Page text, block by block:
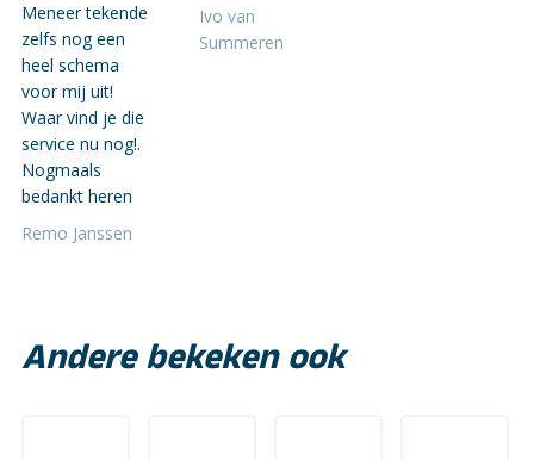
Meneer tekende
zelfs nog een
heel schema
voor mij uit!
Waar vind je die
service nu nog!.
Nogmaals
bedankt heren
Remo Janssen
Ivo van
Summeren
Andere bekeken ook